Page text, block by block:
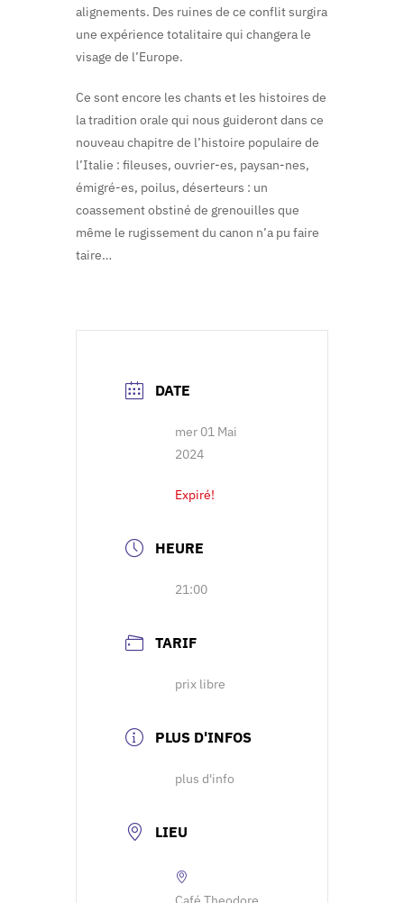
alignements. Des ruines de ce conflit surgira
une expérience totalitaire qui changera le
visage de l’Europe.
Ce sont encore les chants et les histoires de
la tradition orale qui nous guideront dans ce
nouveau chapitre de l’histoire populaire de
l’Italie : fileuses, ouvrier-es, paysan-nes,
émigré-es, poilus, déserteurs : un
coassement obstiné de grenouilles que
même le rugissement du canon n’a pu faire
taire…
DATE
mer 01 Mai
2024
Expiré!
HEURE
21:00
TARIF
prix libre
PLUS D'INFOS
plus d'info
LIEU